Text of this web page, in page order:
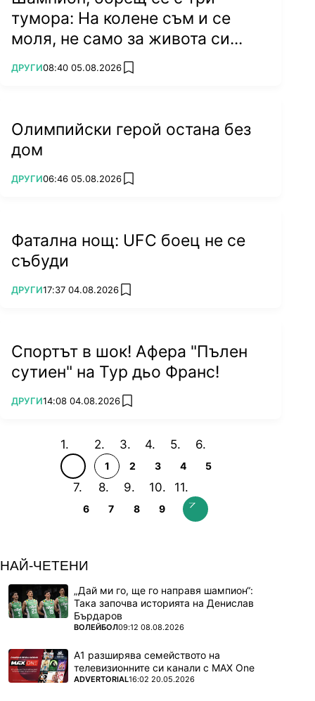
тумора: На колене съм и се
моля, не само за живота си...
ПОВЕЧЕ ОТ
ДРУГИ08:40 05.08.2026 add favorites
Олимпийски герой остана без
дом
ПОВЕЧЕ ОТ
ДРУГИ06:46 05.08.2026 add favorites
Фатална нощ: UFC боец не се
събуди
ПОВЕЧЕ ОТ
ДРУГИ17:37 04.08.2026 add favorites
Спортът в шок! Афера "Пълен
сутиен" на Тур дьо Франс!
ПОВЕЧЕ ОТ
ДРУГИ14:08 04.08.2026 add favorites
1 2 3 4 5
6 7 8 9
НАЙ-ЧЕТЕНИ
„Дай ми го, ще го направя шампион“:
Така започва историята на Денислав
Бърдаров
ПОВЕЧЕ ОТ
ВОЛЕЙБОЛ09:12 08.08.2026
А1 разширява семейството на
телевизионните си канали с MAX One
ПОВЕЧЕ ОТ
ADVERTORIAL16:02 20.05.2026